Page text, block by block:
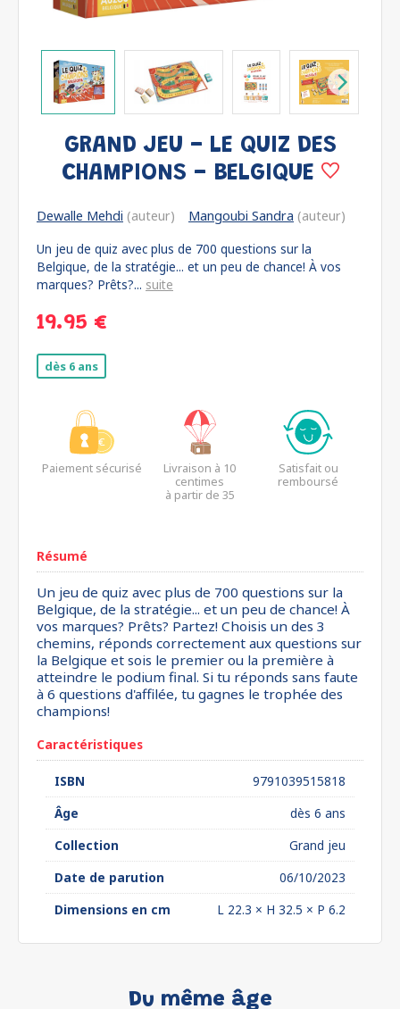
GRAND JEU - LE QUIZ DES
CHAMPIONS - BELGIQUE
Dewalle Mehdi (auteur) Mangoubi Sandra (auteur)
Un jeu de quiz avec plus de 700 questions sur la
Belgique, de la stratégie... et un peu de chance! À vos
marques? Prêts?... suite
19.95 €
dès 6 ans
Paiement sécurisé
Livraison à 10
centimes
à partir de 35
Satisfait ou
remboursé
Résumé
Un jeu de quiz avec plus de 700 questions sur la
Belgique, de la stratégie... et un peu de chance! À
vos marques? Prêts? Partez! Choisis un des 3
chemins, réponds correctement aux questions sur
la Belgique et sois le premier ou la première à
atteindre le podium final. Si tu réponds sans faute
à 6 questions d'affilée, tu gagnes le trophée des
champions!
Caractéristiques
ISBN
9791039515818
Âge
dès 6 ans
Collection
Grand jeu
Date de parution
06/10/2023
Dimensions en cm
L 22.3 × H 32.5 × P 6.2
Du même âge